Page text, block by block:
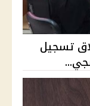
موعد إغلاق تسجيل